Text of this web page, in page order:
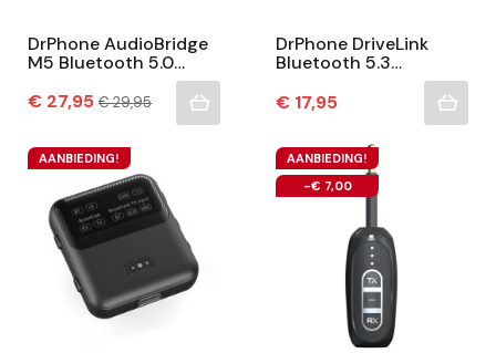
DrPhone AudioBridge
M5 Bluetooth 5.0
Zender & Ontvanger –
Prijs
€ 27,95Normale
€ 29,95
DrPhone DriveLink
Bluetooth 5.3
Auto Adapter –
Handsfree Bellen –
Prijs
€ 17,95
AANBIEDING!
AANBIEDING!
-€ 7,00